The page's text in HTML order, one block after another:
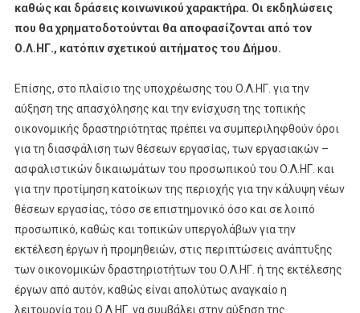
καθώς και δράσεις κοινωνικού χαρακτήρα. Οι εκδηλώσεις
που θα χρηματοδοτούνται θα αποφασίζονται από τον
Ο.Λ.ΗΓ., κατόπιν σχετικού αιτήματος του Δήμου.
Επίσης, στο πλαίσιο της υποχρέωσης του Ο.Λ.ΗΓ. για την
αύξηση της απασχόλησης και την ενίσχυση της τοπικής
οικονομικής δραστηριότητας πρέπει να συμπεριληφθούν όροι
για τη διασφάλιση των θέσεων εργασίας, των εργασιακών –
ασφαλιστικών δικαιωμάτων του προσωπικού του Ο.Λ.ΗΓ. και
για την προτίμηση κατοίκων της περιοχής για την κάλυψη νέων
θέσεων εργασίας, τόσο σε επιστημονικό όσο και σε λοιπό
προσωπικό, καθώς και τοπικών υπεργολάβων για την
εκτέλεση έργων ή προμηθειών, στις περιπτώσεις ανάπτυξης
των οικονομικών δραστηριοτήτων του Ο.Λ.ΗΓ. ή της εκτέλεσης
έργων από αυτόν, καθώς είναι απολύτως αναγκαίο η
λειτουργία του Ο.Λ.ΗΓ. να συμβάλει στην αύξηση της